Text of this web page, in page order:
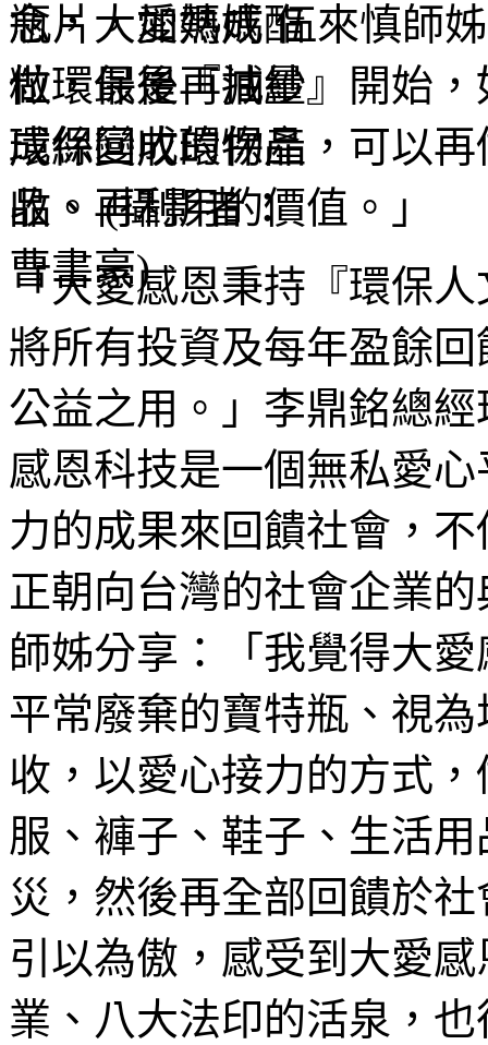
念，大愛媽媽 伍來慎師
做環保是『減量』開始
環保回收的物品，可以
收、再利用的價值。」
「大愛感恩秉持『環保
將所有投資及每年盈餘
公益之用。」李鼎銘總
感恩科技是一個無私愛
力的成果來回饋社會，
正朝向台灣的社會企業
師姊分享：「我覺得大
平常廢棄的寶特瓶、視
收，以愛心接力的方式
服、褲子、鞋子、生活
災，然後再全部回饋於
引以為傲，感受到大愛
業、八大法印的活泉，